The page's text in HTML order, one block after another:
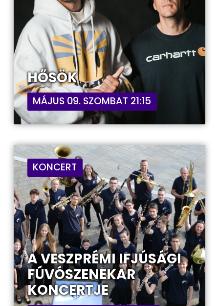
HŐSÖK
MÁJUS 09. SZOMBAT 21:15
KONCERT
A VESZPRÉMI IFJÚSÁGI
FÚVÓSZENEKAR
KONCERTJE